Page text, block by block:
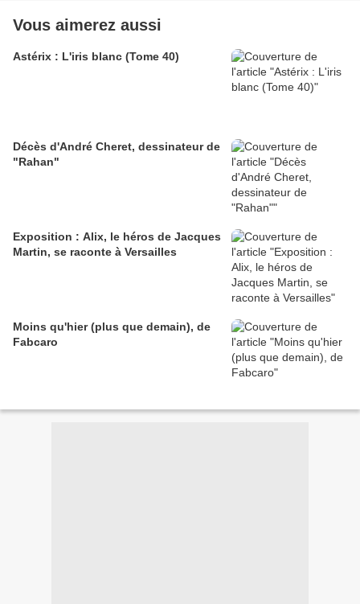
Vous aimerez aussi
Astérix : L'iris blanc (Tome 40)
Décès d'André Cheret, dessinateur de
"Rahan"
Exposition : Alix, le héros de Jacques
Martin, se raconte à Versailles
Moins qu'hier (plus que demain), de
Fabcaro